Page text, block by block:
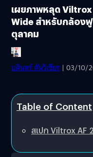
เผยภาพหลุด
Wide สำหรับกล้อง
ตุลาคม
บดินทร์ ตันวิเชียร | 03/10/
Table of Content
สเปก Viltrox AF